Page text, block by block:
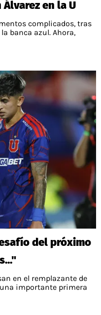
SELECCIÓN CHILENA
COLO COLO
UNIVERSIDAD DE CHILE
UNIVERSIDAD CATÓLICA
CAMPEONATO NACIONAL
RESULTADOS
TABLA DE POSICIONES
APUESTAS
en la U
complicados, tras
banca azul. Ahora,
del próximo
en el remplazante de
importante primera